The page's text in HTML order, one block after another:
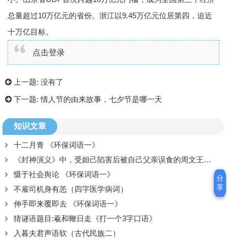
总量超过10万亿元的省份。浙江以9.45万亿元位居第四，迫近
十万亿目标。
点击登录
上一题: 没有了
下一题:情人节的由来故事，七夕节是哪一天
知识文章
十二月青 《环保词语一》
《封神演义》中，受妲己陷害后被自己父亲误食的周文王姬昌的长子是谁？
慑于社会舆论 《环保词语一》
不雇司机身有恙（四字医学病词）
伸手即来覆即去 《环保词语一》
猜谜语题目:羲和鞭日走《打一个3字口语》
入暮夫君声语软（古代民族二）
分
享
分
享